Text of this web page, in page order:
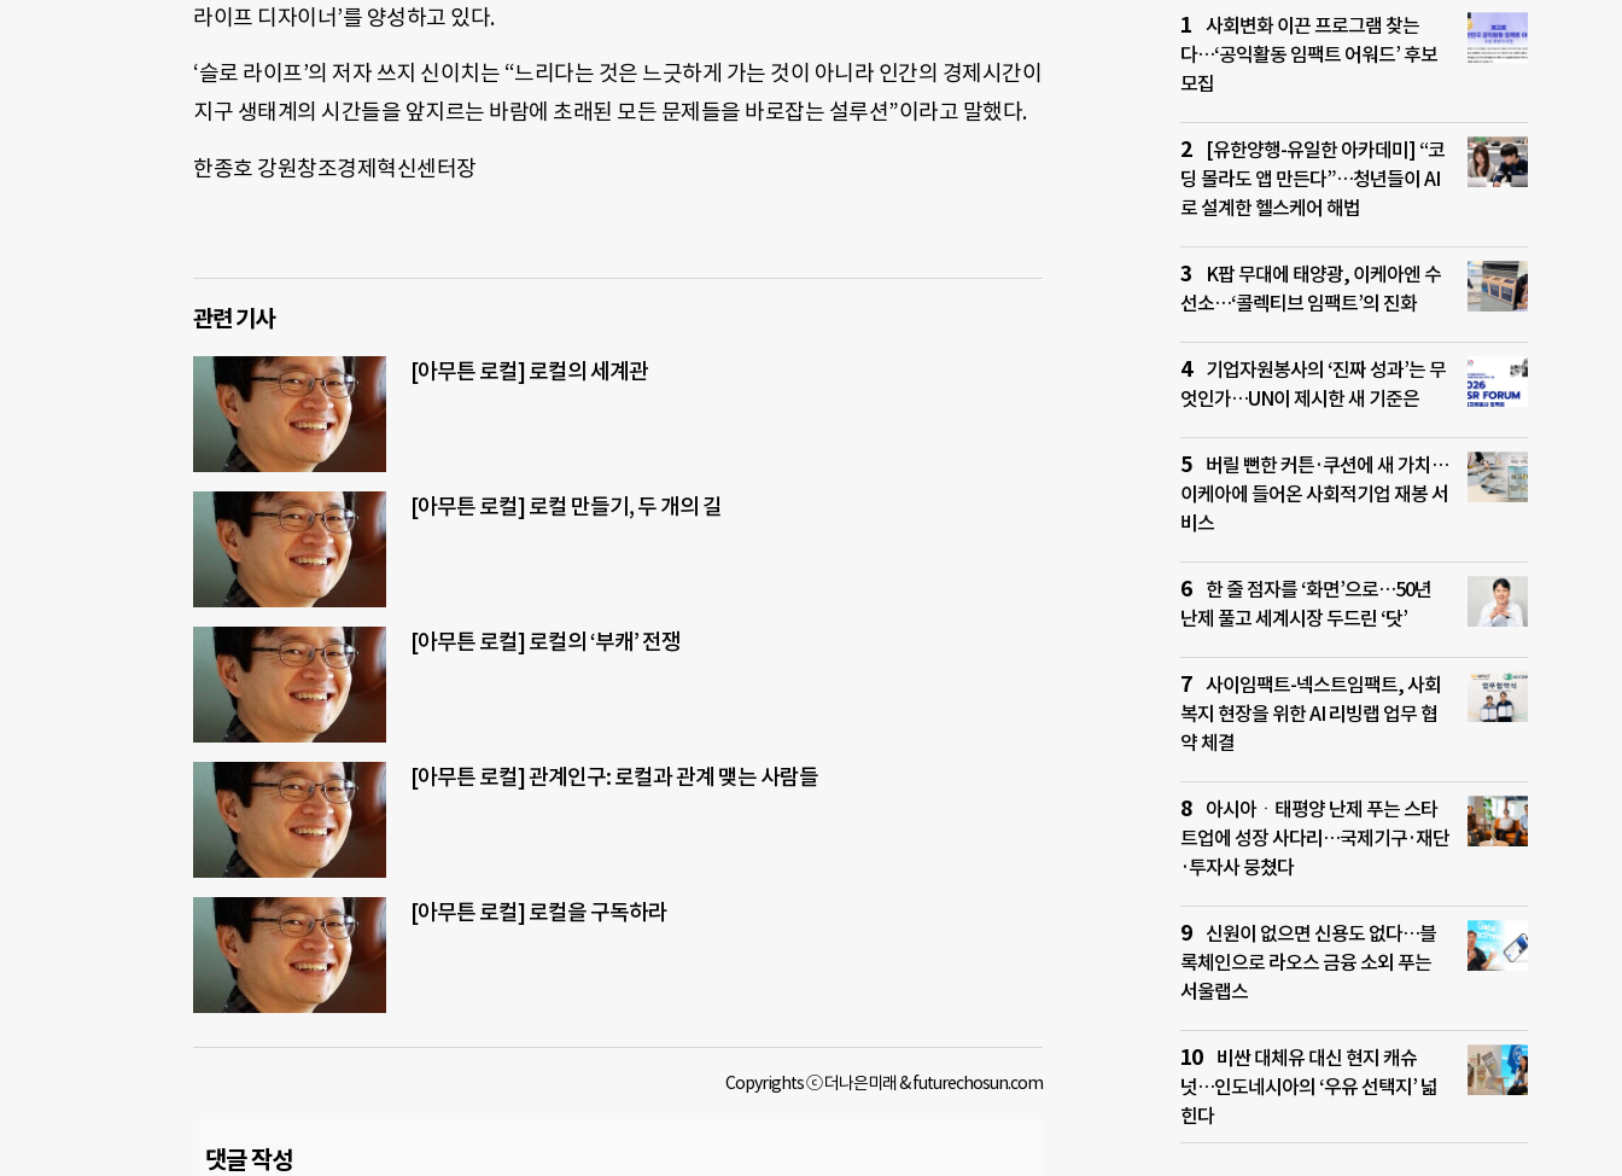
라이프 디자이너’를 양성하고 있다.
‘슬로 라이프’의 저자 쓰지 신이치는 “느리다는 것은 느긋하게 가는 것이 아니라 인간의 경제시간이
지구 생태계의 시간들을 앞지르는 바람에 초래된 모든 문제들을 바로잡는 설루션”이라고 말했다.
한종호 강원창조경제혁신센터장
관련 기사
[아무튼 로컬] 로컬의 세계관
[아무튼 로컬] 로컬 만들기, 두 개의 길
[아무튼 로컬] 로컬의 ‘부캐’ 전쟁
[아무튼 로컬] 관계인구: 로컬과 관계 맺는 사람들
[아무튼 로컬] 로컬을 구독하라
Copyrights ⓒ 더나은미래 & futurechosun.com
댓글 작성
사회변화 이끈 프로그램 찾는
다…‘공익활동 임팩트 어워드’ 후보
모집
[유한양행-유일한 아카데미] “코
딩 몰라도 앱 만든다”…청년들이 AI
로 설계한 헬스케어 해법
K팝 무대에 태양광, 이케아엔 수
선소…‘콜렉티브 임팩트’의 진화
기업자원봉사의 ‘진짜 성과’는 무
엇인가…UN이 제시한 새 기준은
버릴 뻔한 커튼·쿠션에 새 가치…
이케아에 들어온 사회적기업 재봉 서
비스
한 줄 점자를 ‘화면’으로…50년
난제 풀고 세계시장 두드린 ‘닷’
사이임팩트-넥스트임팩트, 사회
복지 현장을 위한 AI 리빙랩 업무 협
약 체결
아시아ㆍ태평양 난제 푸는 스타
트업에 성장 사다리…국제기구·재단
·투자사 뭉쳤다
신원이 없으면 신용도 없다…블
록체인으로 라오스 금융 소외 푸는
서울랩스
비싼 대체유 대신 현지 캐슈
넛…인도네시아의 ‘우유 선택지’ 넓
힌다